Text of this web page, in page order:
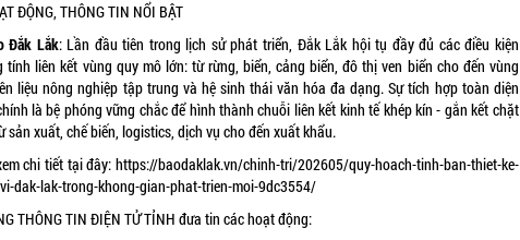
ĐỘNG, THÔNG TIN NỔI BẬT
Đắk Lắk: Lần đầu tiên trong lịch sử phát triển, Đắk Lắk hội tụ đầy đủ các điều kiện
tính liên kết vùng quy mô lớn: từ rừng, biển, cảng biển, đô thị ven biển cho đến vùng
liệu nông nghiệp tập trung và hệ sinh thái văn hóa đa dạng. Sự tích hợp toàn diện
là bệ phóng vững chắc để hình thành chuỗi liên kết kinh tế khép kín - gắn kết chặt
sản xuất, chế biến, logistics, dịch vụ cho đến xuất khẩu.
chi tiết tại đây: https://baodaklak.vn/chinh-tri/202605/quy-hoach-tinh-ban-thiet-ke-
dak-lak-trong-khong-gian-phat-trien-moi-9dc3554/
THÔNG TIN ĐIỆN TỬ TỈNH đưa tin các hoạt động: